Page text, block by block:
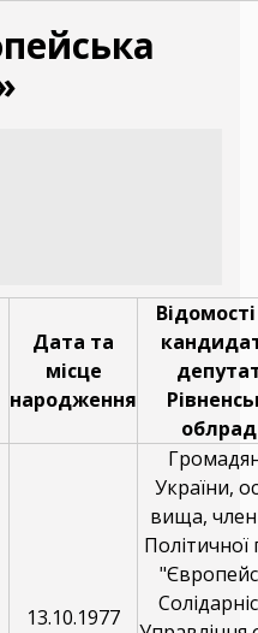
Дата та
місце
народження
13.10.1977
України,
вища,
Політичної